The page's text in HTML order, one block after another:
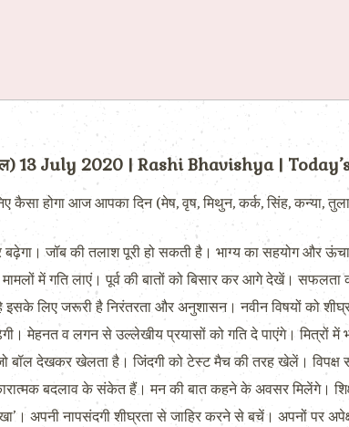
13 July 2020 | Rashi Bhavishya |
होगा आज आपका दिन (मेष, वृष, मिथुन, कर्क, सिंह, कन्या,
जॉब की तलाश पूरी हो सकती है। भाग्य का सहयोग और
में गति लाएं। पूर्व की बातों को बिसार कर आगे देखें। सफलता
लिए जरूरी है निरंतरता और अनुशासन। नवीन विषयों को
मेहनत व लगन से उल्लेखीय प्रयासों को गति दे पाएंगे। मित्रों में
बॉल देखकर खेलता है। जिंदगी को टेस्ट मैच की तरह खेलें।
बदलाव के संकेत हैं। मन की बात कहने के अवसर मिलेंगे।
अपनी नापसंदगी शीघ्रता से जाहिर करने से बचें। अपनों पर